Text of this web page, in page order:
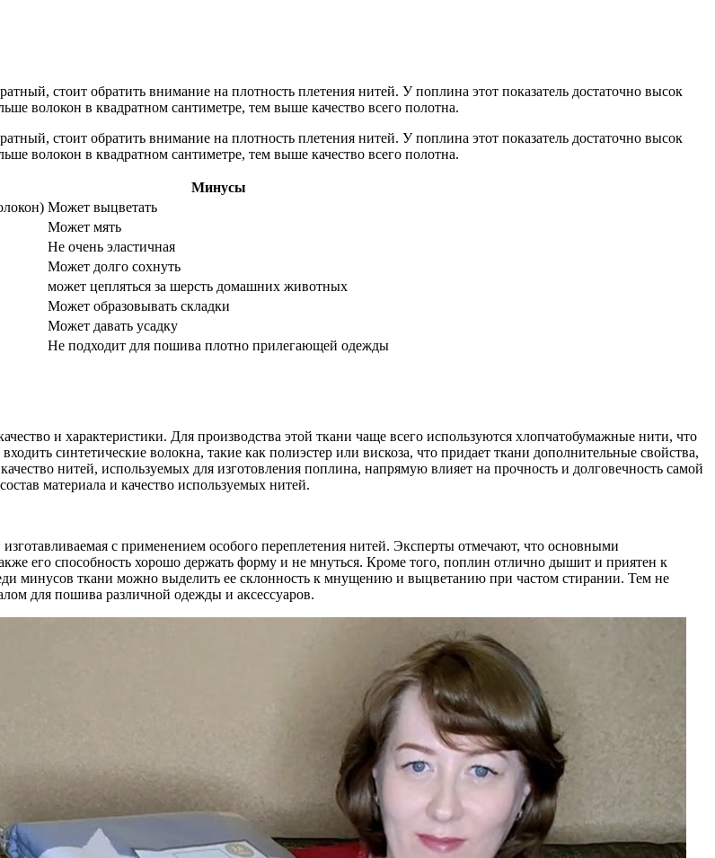
стоит обратить внимание на плотность плетения нитей. У поплина этот показатель достаточно высок
волокон в квадратном сантиметре, тем выше качество всего полотна.
стоит обратить внимание на плотность плетения нитей. У поплина этот показатель достаточно высок
волокон в квадратном сантиметре, тем выше качество всего полотна.
Минусы
Может выцветать
Может мять
Не очень эластичная
Может долго сохнуть
может цепляться за шерсть домашних животных
Может образовывать складки
Может давать усадку
Не подходит для пошива плотно прилегающей одежды
и характеристики. Для производства этой ткани чаще всего используются хлопчатобумажные нити, что
синтетические волокна, такие как полиэстер или вискоза, что придает ткани дополнительные свойства,
нитей, используемых для изготовления поплина, напрямую влияет на прочность и долговечность самой
материала и качество используемых нитей.
с применением особого переплетения нитей. Эксперты отмечают, что основными
его способность хорошо держать форму и не мнуться. Кроме того, поплин отлично дышит и приятен к
минусов ткани можно выделить ее склонность к мнущению и выцветанию при частом стирании. Тем не
для пошива различной одежды и аксессуаров.